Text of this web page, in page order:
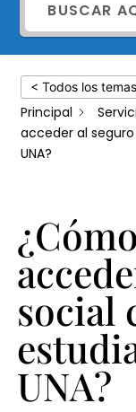
seguro
social
como
estudiante
de
UNA?
< Todos los temas
Principal
acceder al
UNA?
social
UNA?